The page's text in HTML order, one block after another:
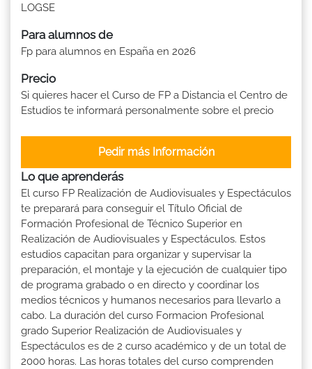
LOGSE
Para alumnos de
Fp para alumnos en España en 2026
Precio
Si quieres hacer el Curso de FP a Distancia el Centro de
Estudios te informará personalmente sobre el precio
Pedir más Información
Lo que aprenderás
El curso FP Realización de Audiovisuales y Espectáculos
te preparará para conseguir el Título Oficial de
Formación Profesional de Técnico Superior en
Realización de Audiovisuales y Espectáculos. Estos
estudios capacitan para organizar y supervisar la
preparación, el montaje y la ejecución de cualquier tipo
de programa grabado o en directo y coordinar los
medios técnicos y humanos necesarios para llevarlo a
cabo. La duración del curso Formacion Profesional
grado Superior Realización de Audiovisuales y
Espectáculos es de 2 curso académico y de un total de
2000 horas. Las horas totales del curso comprenden